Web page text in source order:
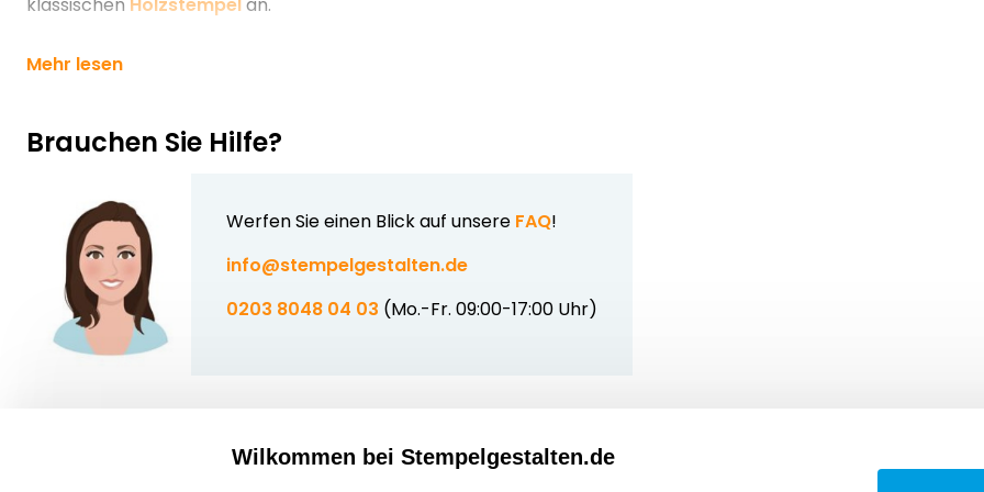
Mehr lesen
Brauchen Sie Hilfe?
Werfen Sie einen Blick auf unsere FAQ!
info@stempelgestalten.de
0203 8048 04 03 (Mo.-Fr. 09:00-17:00 Uhr)
Über uns
Wilkommen bei Stempelgestalten.de